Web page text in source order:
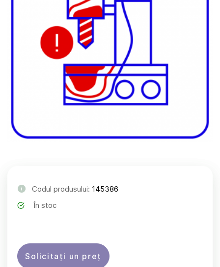
Codul produsului: 145386
În stoc
Solicitați un preț